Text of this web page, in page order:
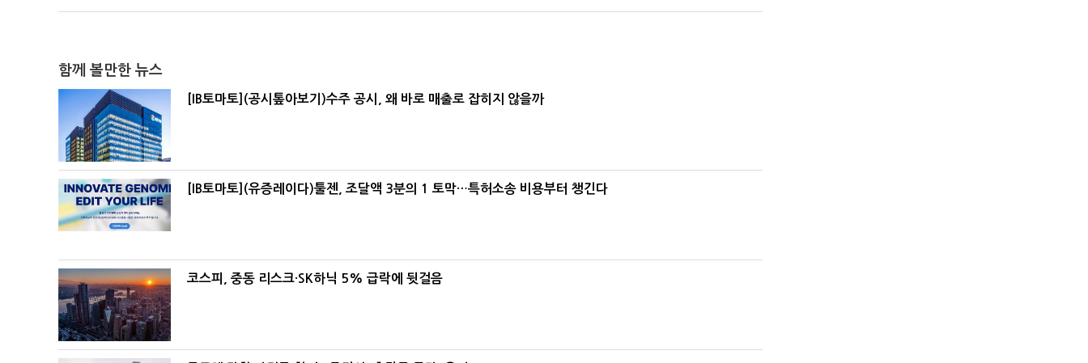
함께 볼만한 뉴스
[IB토마토](공시톺아보기)수주 공시, 왜 바로 매출로 잡히지 않을까
[IB토마토](유증레이다)툴젠, 조달액 3분의 1 토막…특허소송 비용부터 챙긴다
코스피, 중동 리스크·SK하닉 5% 급락에 뒷걸음